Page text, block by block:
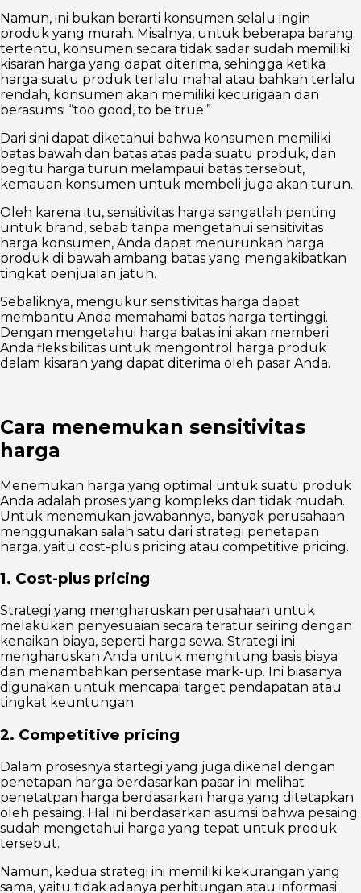
Namun, ini bukan berarti konsumen selalu ingin
produk yang murah. Misalnya, untuk beberapa barang
tertentu, konsumen secara tidak sadar sudah memiliki
kisaran harga yang dapat diterima, sehingga ketika
harga suatu produk terlalu mahal atau bahkan terlalu
rendah, konsumen akan memiliki kecurigaan dan
berasumsi “too good, to be true.”
Dari sini dapat diketahui bahwa konsumen memiliki
batas bawah dan batas atas pada suatu produk, dan
begitu harga turun melampaui batas tersebut,
kemauan konsumen untuk membeli juga akan turun.
Oleh karena itu, sensitivitas harga sangatlah penting
untuk brand, sebab tanpa mengetahui sensitivitas
harga konsumen, Anda dapat menurunkan harga
produk di bawah ambang batas yang mengakibatkan
tingkat penjualan jatuh.
Sebaliknya, mengukur sensitivitas harga dapat
membantu Anda memahami batas harga tertinggi.
Dengan mengetahui harga batas ini akan memberi
Anda fleksibilitas untuk mengontrol harga produk
dalam kisaran yang dapat diterima oleh pasar Anda.
Cara menemukan sensitivitas
harga
Menemukan harga yang optimal untuk suatu produk
Anda adalah proses yang kompleks dan tidak mudah.
Untuk menemukan jawabannya, banyak perusahaan
menggunakan salah satu dari strategi penetapan
harga, yaitu cost-plus pricing atau competitive pricing.
1. Cost-plus pricing
Strategi yang mengharuskan perusahaan untuk
melakukan penyesuaian secara teratur seiring dengan
kenaikan biaya, seperti harga sewa. Strategi ini
mengharuskan Anda untuk menghitung basis biaya
dan menambahkan persentase mark-up. Ini biasanya
digunakan untuk mencapai target pendapatan atau
tingkat keuntungan.
2. Competitive pricing
Dalam prosesnya startegi yang juga dikenal dengan
penetapan harga berdasarkan pasar ini melihat
penetatpan harga berdasarkan harga yang ditetapkan
oleh pesaing. Hal ini berdasarkan asumsi bahwa pesaing
sudah mengetahui harga yang tepat untuk produk
tersebut.
Namun, kedua strategi ini memiliki kekurangan yang
sama, yaitu tidak adanya perhitungan atau informasi